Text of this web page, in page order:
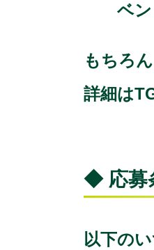
ベ
もちろ
詳細は
◆ 応募
以下の